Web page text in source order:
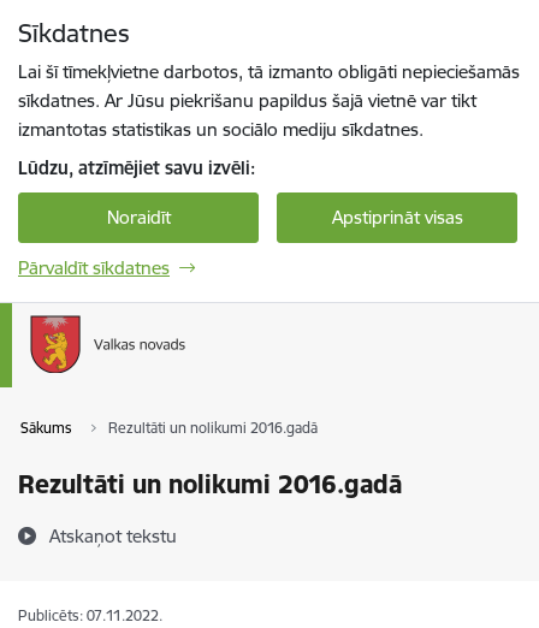
Sīkdatnes
Lai šī tīmekļvietne darbotos, tā izmanto obligāti nepieciešamās
sīkdatnes. Ar Jūsu piekrišanu papildus šajā vietnē var tikt
izmantotas statistikas un sociālo mediju sīkdatnes.
Lūdzu, atzīmējiet savu izvēli:
Noraidīt Apstiprināt visas
Pārvaldīt sīkdatnes
Sākums Rezultāti un nolikumi 2016.gadā
Rezultāti un nolikumi 2016.gadā
Atskaņot tekstu
Publicēts: 07.11.2022.